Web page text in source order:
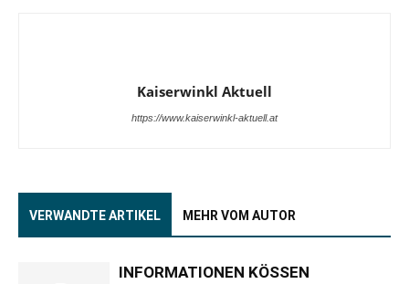
Kaiserwinkl Aktuell
https://www.kaiserwinkl-aktuell.at
VERWANDTE ARTIKEL MEHR VOM AUTOR
INFORMATIONEN KÖSSEN